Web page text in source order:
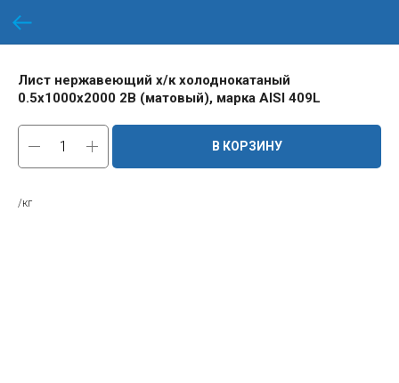
Лист нержавеющий х/к холоднокатаный
0.5х1000х2000 2B (матовый), марка AISI 409L
В КОРЗИНУ
/кг